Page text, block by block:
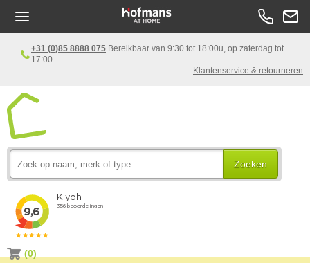
+31 (0)85 8888 075 Bereikbaar van 9:30 tot 18:00u, op zaterdag tot
17:00
Klantenservice & retourneren
Zoeken
(0)